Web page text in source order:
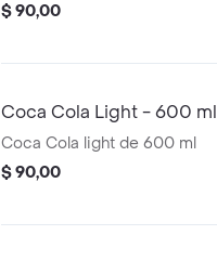
$ 90,00
Coca Cola Light - 600 ml
Coca Cola light de 600 ml
$ 90,00